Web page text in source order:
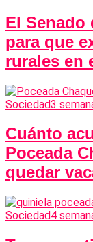
El Senado
para que
rurales en
Sociedad3
Cuánto
Poceada
quedar
Sociedad4